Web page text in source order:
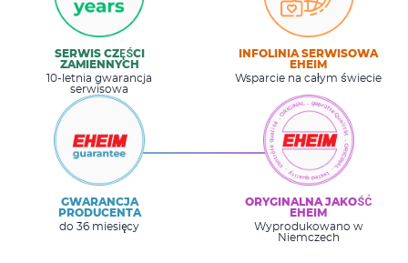
SERWIS CZĘŚCI
ZAMIENNYCH
10-letnia gwarancja
serwisowa
INFOLINIA SERWISOWA
EHEIM
Wsparcie na całym świecie
GWARANCJA
PRODUCENTA
do 36 miesięcy
ORYGINALNA JAKOŚĆ
EHEIM
Wyprodukowano w
Niemczech